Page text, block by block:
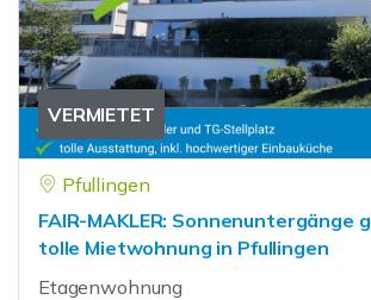
VERMIETET
Pfullingen
FAIR-MAKLER: Sonnenuntergänge
tolle Mietwohnung in Pfullingen
Etagenwohnung